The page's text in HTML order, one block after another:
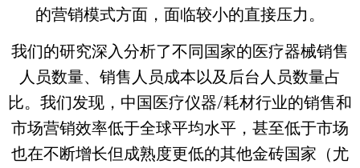
的营销模式方面，面临较小的直接压力。
我们的研究深入分析了不同国家的医疗器械销售
人员数量、销售人员成本以及后台人员数量占
比。我们发现，中国医疗仪器/耗材行业的销售和
市场营销效率低于全球平均水平，甚至低于市场
也在不断增长但成熟度更低的其他金砖国家（尤